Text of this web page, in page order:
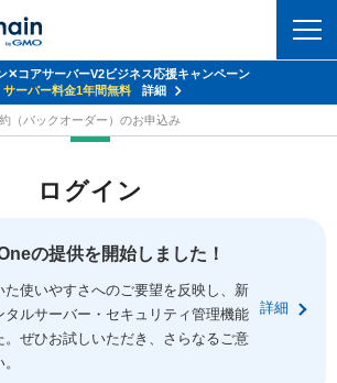
診断
facebook
✕コアサーバーV2ビジネス応援キャンペーン
サーバー料金1年間無料
詳細
ードメイン
（バックオーダー）のお申込み
ログイン
の提供を開始しました！
た使いやすさへのご要望を反映し、新
タルサーバー・セキュリティ管理機能
。ぜひお試しいただき、さらなるご意
詳細